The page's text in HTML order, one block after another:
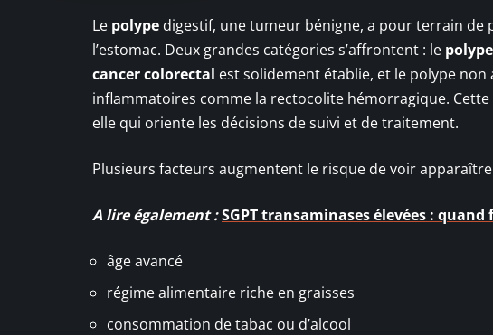
Le polype digestif, une tumeur bénigne, a pour terrain de
l’estomac. Deux grandes catégories s’affrontent : le
cancer colorectal est solidement établie, et le polype
inflammatoires comme la rectocolite hémorragique.
elle qui oriente les décisions de suivi et de traitement.
Plusieurs facteurs augmentent le risque de voir
A lire également :SGPT transaminases élevées :
âge avancé
régime alimentaire riche en graisses
consommation de tabac ou d’alcool